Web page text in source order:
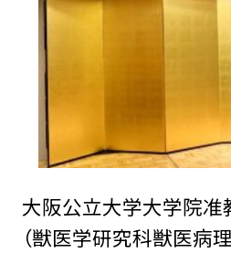
大阪公立大学大学院准
（獣医学研究科獣医病